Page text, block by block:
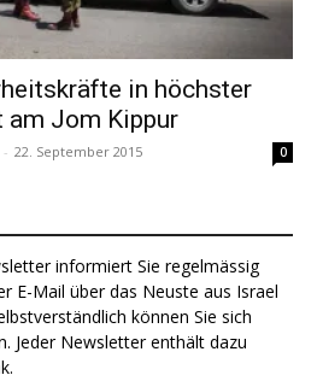
in höchster
Jom Kippur
- 22. September 2015 0
informiert Sie regelmässig
E-Mail über das Neuste aus Israel
können Sie sich
Jeder Newsletter enthält dazu